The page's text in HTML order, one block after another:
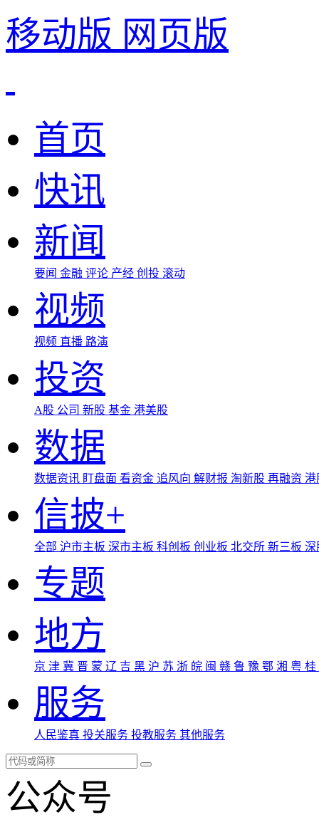
移动版 网页版
首页
快讯
新闻
要闻 金融 评论 产经 创投 滚动
视频
视频 直播 路演
投资
A股 公司 新股 基金 港美股
数据
数据资讯 盯盘面 看资金 追风向 解财报 淘新股 再融资
信披+
全部 沪市主板 深市主板 科创板 创业板 北交所 新三板
专题
地方
京 津 冀 晋 蒙 辽 吉 黑 沪 苏 浙 皖 闽 赣 鲁 豫 鄂 湘 粤 桂
服务
人民鉴真 投关服务 投教服务 其他服务
公众号